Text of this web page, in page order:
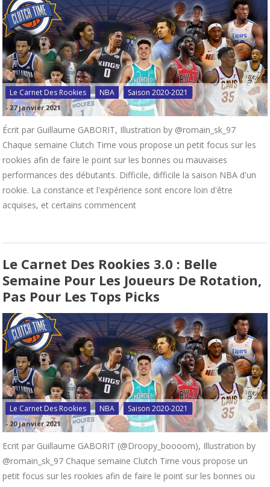
Le Carnet Des Rookies NBA Saison 2020-2021
- 27 janvier 2021
Écrit par Guillaume GABORIT, Illustration by @romain_sk_97
Chaque semaine Clutch Time vous propose un petit focus sur les
rookies afin de faire le point sur les bonnes ou mauvaises
performances des débutants. Difficile, difficile la saison NBA d'un
rookie. La constance et l'expérience sont encore loin d'être
acquises, et certains commencent
Le Carnet Des Rookies 3.0 : Belle
Semaine Pour Les Joueurs De Rotation,
Pas Pour Les Tops Picks
Le Carnet Des Rookies NBA Saison 2020-2021
- 20 janvier 2021
Ecrit par Guillaume GABORIT (@Droopy_boooom), Illustration by
@romain_sk_97 Chaque semaine Clutch Time vous propose un
petit focus sur les rookies afin de faire le point sur les bonnes ou